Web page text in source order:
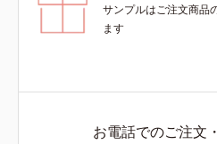
サンプルはご注文商品
ます
お電話でのご注文